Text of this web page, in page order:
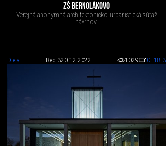
ZŠ BERNOLÁKOVO
Verejná anonymná architektonicko-urbanistická súťaž
návrhov.
Diela Red 320.12.2022 1029 0+18-3